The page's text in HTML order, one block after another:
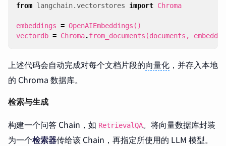
from langchain.vectorstores import Chroma
embeddings = OpenAIEmbeddings ()
vectordb = Chroma.from_documents (documents ,
上述代码会自动完成对每个文档片段的向量化 ，并存入本地
的 Chroma 数据库。
检索与生成
构建一个问答 Chain，如 RetrievalQA。将向量数据库封装
为一个检索器传给该 Chain，再指定所使用的 LLM 模型。